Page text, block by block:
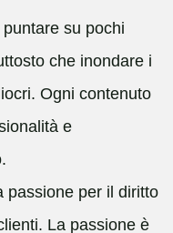
su pochi
che inondare i
Ogni contenuto
e
passione per il diritto
La passione è